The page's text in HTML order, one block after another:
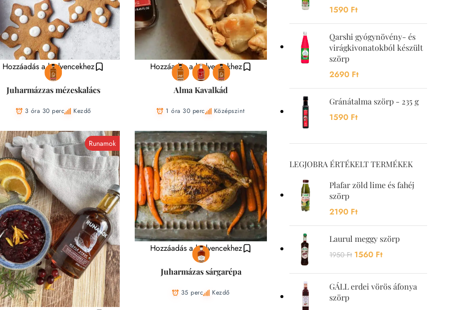
Hozzáadás a kedvencekhez
Juharmázzas mézeskalács
3 óra 30 perc Kezdő
Hozzáadás a kedvencekhez
Alma Kavalkád
1 óra 30 perc Középszint
Runamok
Hozzáadás a kedvencekhez
Juharmázas sárgarépa
35 perc Kezdő
1590 Ft
Qarshi gyógynövény- és
virágkivonatokból készült
szörp
2690 Ft
Gránátalma szörp - 235 g
1590 Ft
LEGJOBRA ÉRTÉKELT TERMÉKEK
Plafar zöld lime és fahéj
szörp
2190 Ft
Laurul meggy szörp
1950Ft 1560 Ft
GÁLL erdei vörös áfonya
szörp